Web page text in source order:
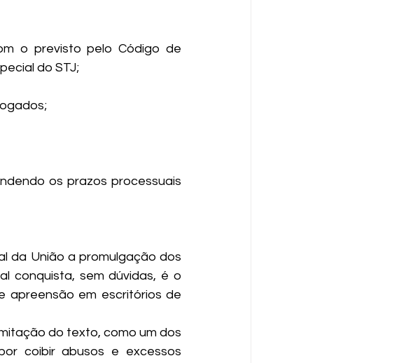
o previsto pelo Código de
do STJ;
os prazos processuais
da União a promulgação dos
conquista, sem dúvidas, é o
apreensão em escritórios de
do texto, como um dos
coibir abusos e excessos